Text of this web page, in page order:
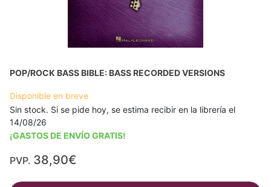
POP/ROCK BASS BIBLE: BASS RECORDED VERSIONS
Disponible en breve
Sin stock. Si se pide hoy, se estima recibir en la librería el
14/08/26
¡GASTOS DE ENVÍO GRATIS!
PVP. 38,90€